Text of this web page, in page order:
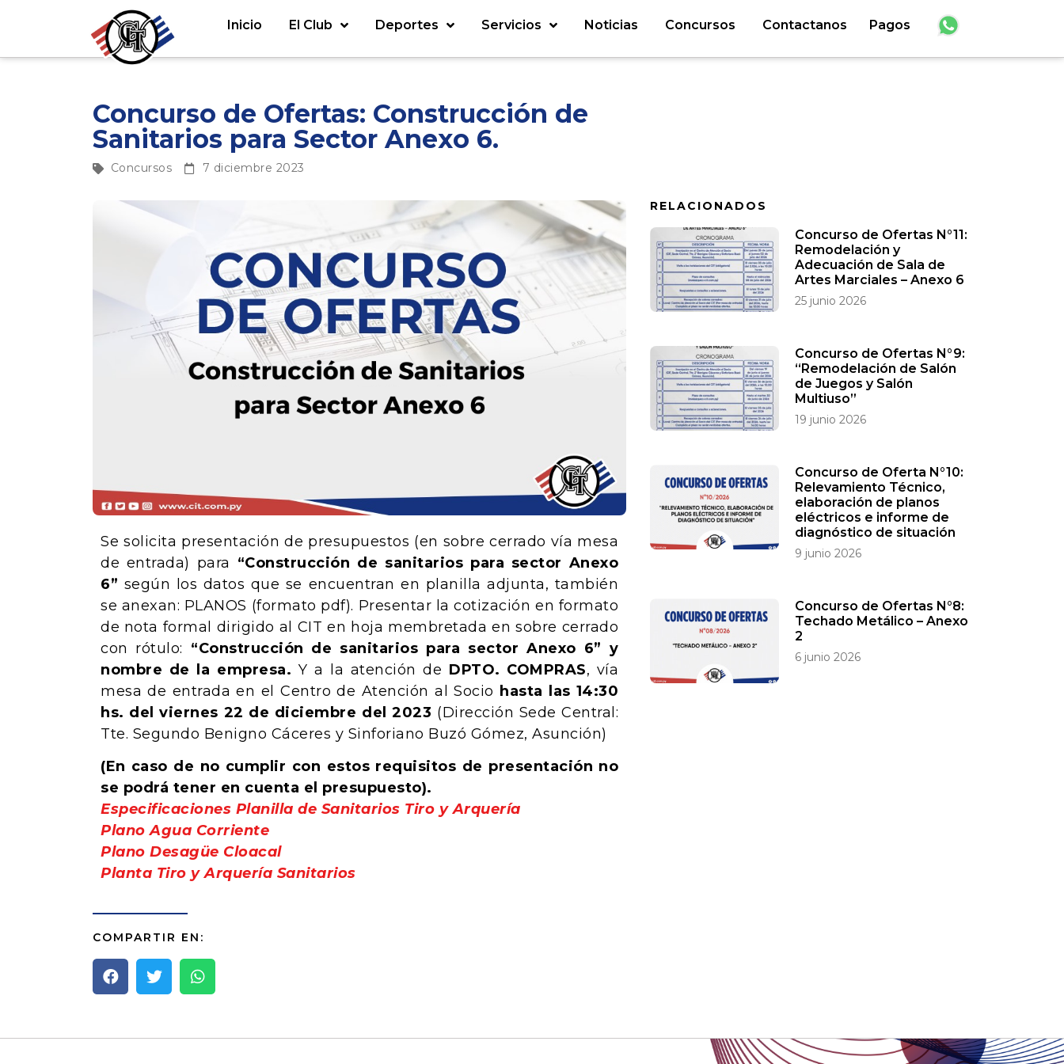
Inicio El Club Deportes Servicios Noticias Concursos Contactanos Pagos
Concurso de Ofertas: Construcción de
Sanitarios para Sector Anexo 6.
Concursos 7 diciembre 2023
Se solicita presentación de presupuestos (en sobre cerrado vía mesa
de entrada) para “Construcción de sanitarios para sector Anexo
6” según los datos que se encuentran en planilla adjunta, también
se anexan: PLANOS (formato pdf). Presentar la cotización en formato
de nota formal dirigido al CIT en hoja membretada en sobre cerrado
con rótulo: “Construcción de sanitarios para sector Anexo 6” y
nombre de la empresa. Y a la atención de DPTO. COMPRAS, vía
mesa de entrada en el Centro de Atención al Socio hasta las 14:30
hs. del viernes 22 de diciembre del 2023 (Dirección Sede Central:
Tte. Segundo Benigno Cáceres y Sinforiano Buzó Gómez, Asunción)
(En caso de no cumplir con estos requisitos de presentación no
se podrá tener en cuenta el presupuesto).
Especificaciones Planilla de Sanitarios Tiro y Arquería
Plano Agua Corriente
Plano Desagüe Cloacal
Planta Tiro y Arquería Sanitarios
COMPARTIR EN:
RELACIONADOS
Concurso de Ofertas N°11:
Remodelación y
Adecuación de Sala de
Artes Marciales – Anexo 6
25 junio 2026
Concurso de Ofertas N°9:
“Remodelación de Salón
de Juegos y Salón
Multiuso”
19 junio 2026
Concurso de Oferta N°10:
Relevamiento Técnico,
elaboración de planos
eléctricos e informe de
diagnóstico de situación
9 junio 2026
Concurso de Ofertas N°8:
Techado Metálico – Anexo
2
6 junio 2026